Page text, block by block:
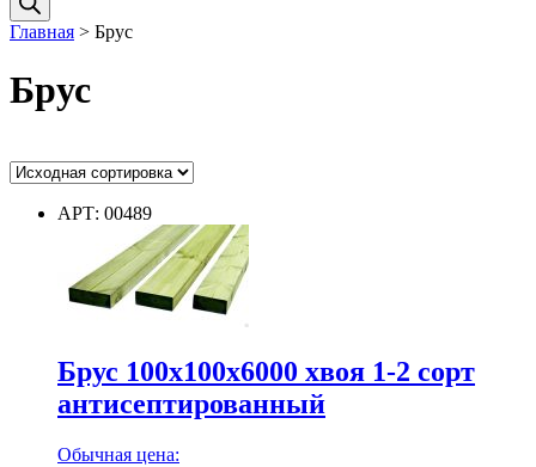
Главная > Брус
Брус
Ценовой фильтр
Цвет
Диаметр
АРТ: 00489
Брус 100х100х6000 хвоя 1-2 сорт
антисептированный
Обычная цена: